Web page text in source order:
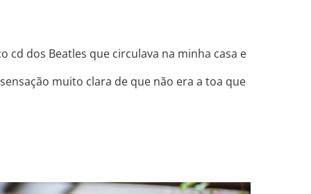
cd dos Beatles que circulava na minha casa e
muito clara de que não era a toa que